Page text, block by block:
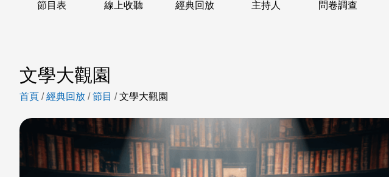
節目表 線上收聽 經典回放 主持人 問卷調查
文學大觀園
首頁 /經典回放 /節目 /文學大觀園